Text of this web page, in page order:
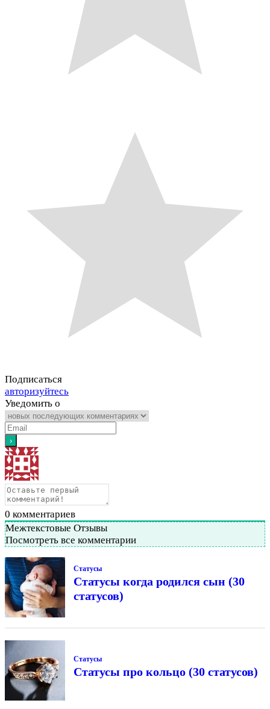
Подписаться
авторизуйтесь
Уведомить о
0 комментариев
Межтекстовые Отзывы
Посмотреть все комментарии
Статусы
Статусы когда родился сын (30
статусов)
Статусы
Статусы про кольцо (30 статусов)